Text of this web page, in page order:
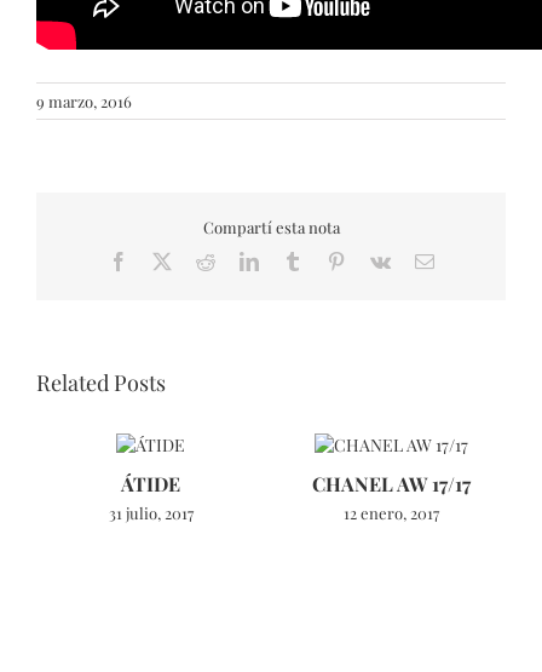
9 marzo, 2016
Compartí esta nota
Facebook RedditLinkedInTumblr Pinterest
Vk Email
Related Posts
ÁTIDE
31 julio, 2017
CHANEL AW 17/17
12 enero, 2017